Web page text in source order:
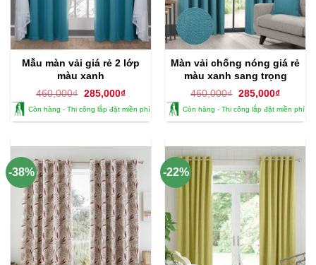
Mẫu màn vải giá rẻ 2 lớp
màu xanh
460,000₫ Giá
là:
460,000₫.
285,000₫Giá
tại
là:
Còn hàng - Thi công lắp đặt miền phí
Màn vải chống nóng giá rẻ
màu xanh sang trọng
460,000₫ Giá
là:
460,000₫.
285,000₫Giá
tại
là:
Còn hàng - Thi công lắp đặt miền phí
-38% -22%